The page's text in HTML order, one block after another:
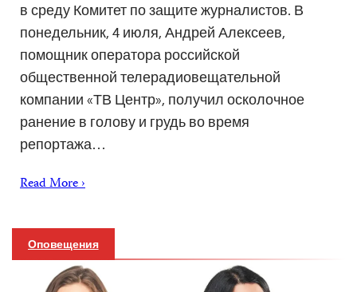
в среду Комитет по защите журналистов. В
понедельник, 4 июля, Андрей Алексеев,
помощник оператора российской
общественной телерадиовещательной
компании «ТВ Центр», получил осколочное
ранение в голову и грудь во время
репортажа…
Read More ›
Оповещения